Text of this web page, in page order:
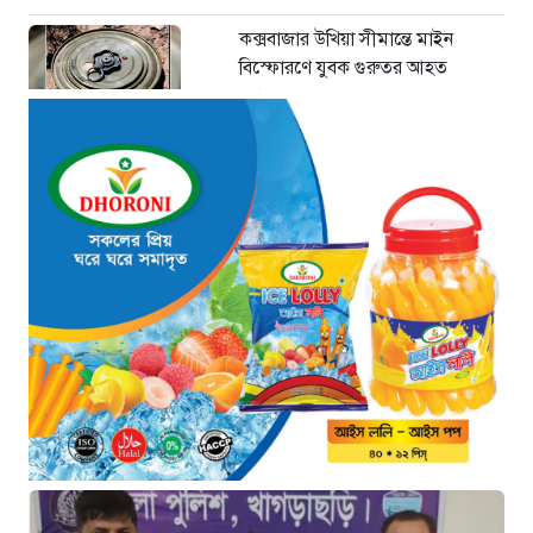
কক্সবাজার উখিয়া সীমান্তে মাইন
বিস্ফোরণে যুবক গুরুতর আহত
২ ঘণ্টা আগে
জোরারগঞ্জ থানা পুলিশের বিশেষ
অভিযান কক্সবাজারের পুরনো মাদক
কারবারি গ্রেফতার
২ ঘণ্টা আগে
ঢাকা চট্টগ্রাম মহাসড়ক স্টার লাইন
বাসের ধাক্কায় অটোরিকশা চালক নিহত
২ ঘণ্টা আগে
হামে আরও ৬ শিশুর মৃত্যু, নতুন করে
আক্রান্ত ৮৫ জন
৫ ঘণ্টা আগে
মরণফাঁদ সুনামগঞ্জ সড়ক: মাঝরাস্তায়
খুঁটি, দেড় বছরে শতাধিক দুর্ঘটনা